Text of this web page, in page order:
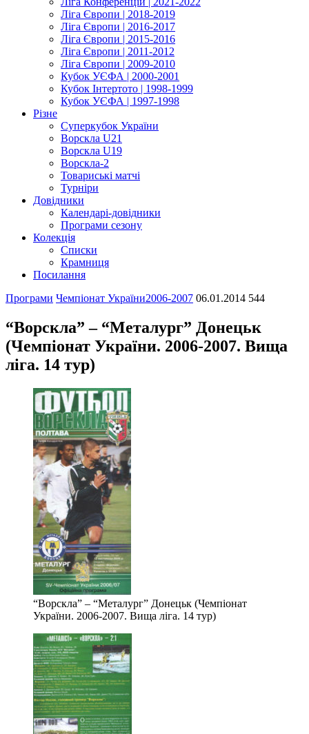
Ліга Європи | 2018-2019
Ліга Європи | 2016-2017
Ліга Європи | 2015-2016
Ліга Європи | 2011-2012
Ліга Європи | 2009-2010
Кубок УЄФА | 2000-2001
Кубок Інтертото | 1998-1999
Кубок УЄФА | 1997-1998
Різне
Суперкубок України
Ворскла U21
Ворскла U19
Ворскла-2
Товариські матчі
Турніри
Довідники
Календарі-довідники
Програми сезону
Колекція
Списки
Крамниця
Посилання
Програми Чемпіонат України2006-2007 06.01.2014 544
“Ворскла” – “Металург” Донецьк
(Чемпіонат України. 2006-2007. Вища
ліга. 14 тур)
“Ворскла” – “Металург” Донецьк (Чемпіонат
України. 2006-2007. Вища ліга. 14 тур)